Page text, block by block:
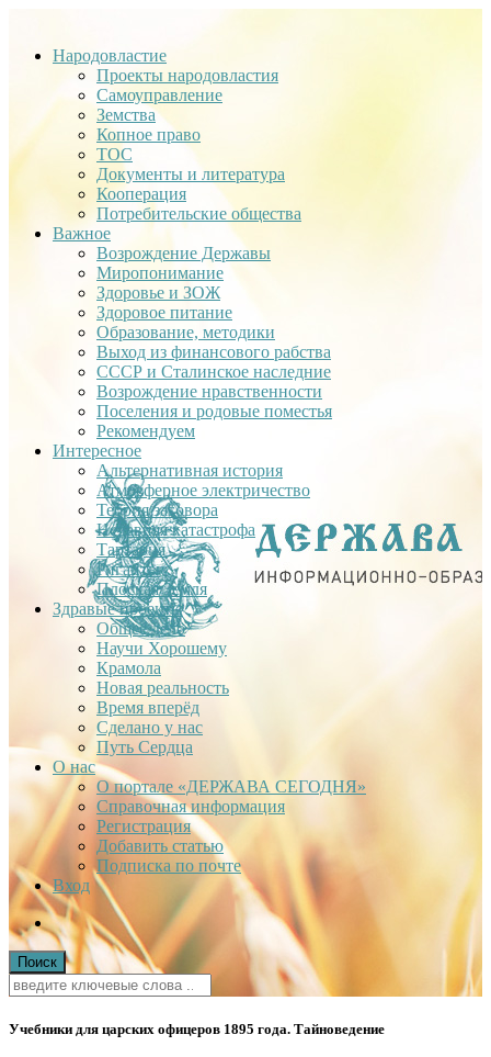
Народовластие
Проекты народовластия
Самоуправление
Земства
Копное право
ТОС
Документы и литература
Кооперация
Потребительские общества
Важное
Возрождение Державы
Миропонимание
Здоровье и ЗОЖ
Здоровое питание
Образование, методики
Выход из финансового рабства
СССР и Сталинское наследние
Возрождение нравственности
Поселения и родовые поместья
Рекомендуем
Интересное
Альтернативная история
Атмосферное электричество
Теория заговора
Недавняя катастрофа
Тартария
Гиганты
Плоская Земля
Здравые проекты
Общее дело
Научи Хорошему
Крамола
Новая реальность
Время вперёд
Сделано у нас
Путь Сердца
О нас
О портале «ДЕРЖАВА СЕГОДНЯ»
Справочная информация
Регистрация
Добавить статью
Подписка по почте
Вход
Учебники для царских офицеров 1895 года. Тайноведение